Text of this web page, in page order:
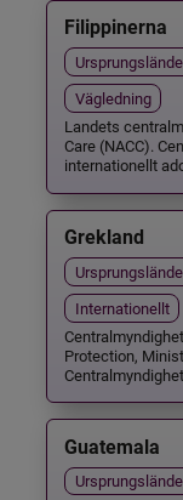
Filippinerna
Vägledning
Landets
Care (NACC).
internationellt
Grekland
Internationellt
Protection,
Guatemala